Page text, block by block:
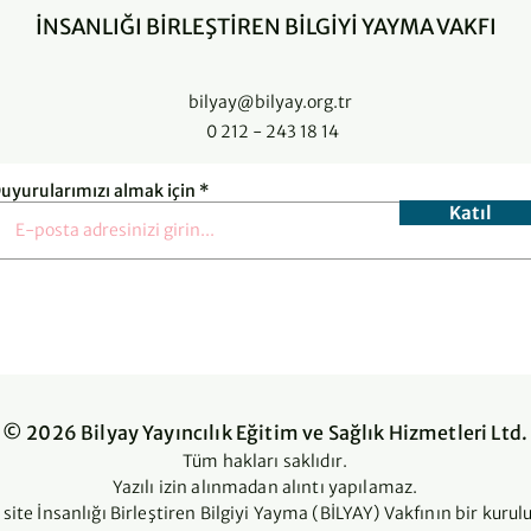
İNSANLIĞI BİRLEŞTİREN BİLGİYİ YAYMA VAKFI
bilyay@bilyay.org.tr
0 212 - 243 18 14
almak için
Katıl
© 2026 Bilyay Yayıncılık Eğitim ve Sağlık Hizmetleri Ltd.
Tüm hakları saklıdır.
Yazılı izin alınmadan alıntı yapılamaz.
site İnsanlığı Birleştiren Bilgiyi Yayma (BİLYAY) Vakfının bir